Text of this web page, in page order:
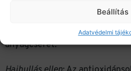
Beállítás
Adatvédelmi
a: A zöld
csökkenteni a testzsírt és
anyagcserét.